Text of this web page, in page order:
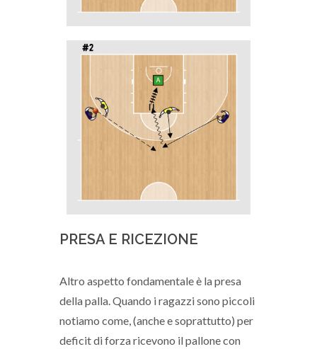
PRESA E RICEZIONE
Altro aspetto fondamentale è la presa
della palla. Quando i ragazzi sono piccoli
notiamo come, (anche e soprattutto) per
deficit di forza ricevono il pallone con